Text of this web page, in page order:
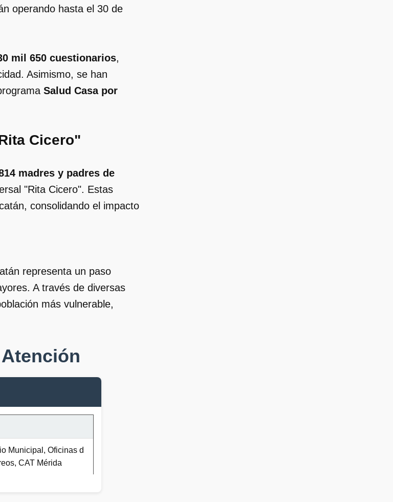
operando hasta el 30 de
mil 650 cuestionarios,
Asimismo, se han
Salud Casa por
Cicero"
madres y padres de
"Rita Cicero". Estas
consolidando el impacto
representa un paso
A través de diversas
más vulnerable,
Municipal, Oficinas d
CAT Mérida